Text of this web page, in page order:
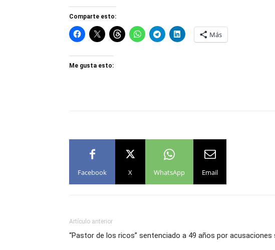
Comparte esto:
Más
Me gusta esto:
Facebook X WhatsApp Email
Artículo anterior
“Pastor de los ricos” sentenciado a 49 años por acusaciones